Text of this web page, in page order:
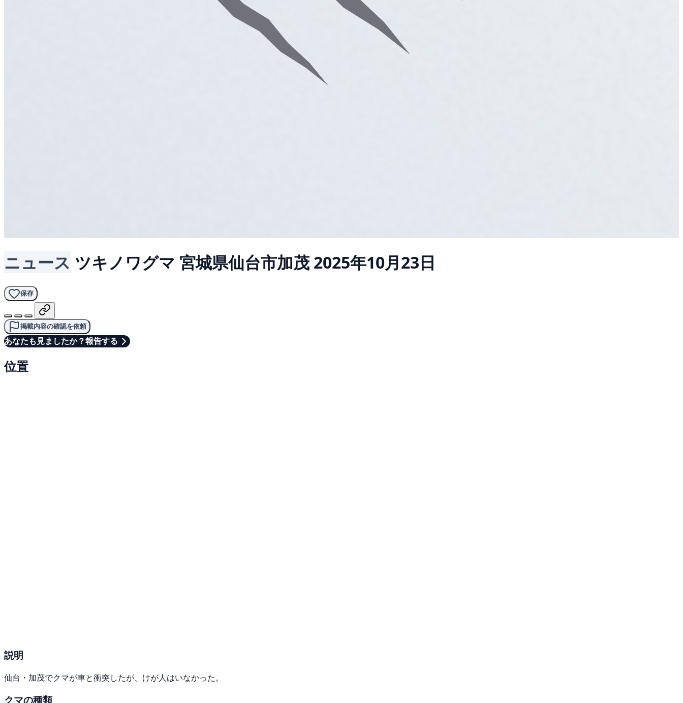
ニュース ツキノワグマ 宮城県仙台市加茂 2025年10月23日
保存
掲載内容の確認を依頼
あなたも見ましたか？報告する
位置
説明
仙台・加茂でクマが車と衝突したが、けが人はいなかった。
クマの種類